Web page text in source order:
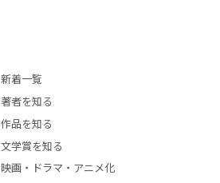
新着一覧
著者を知る
作品を知る
文学賞を知る
映画・ドラマ・アニメ化